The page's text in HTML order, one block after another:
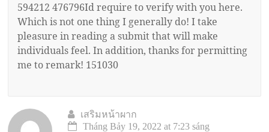
594212 476796Id require to verify with you here.
Which is not one thing I generally do! I take
pleasure in reading a submit that will make
individuals feel. In addition, thanks for permitting
me to remark! 151030
เสริมหน้าผาก
Tháng Bảy 19, 2022 at 7:23 sáng